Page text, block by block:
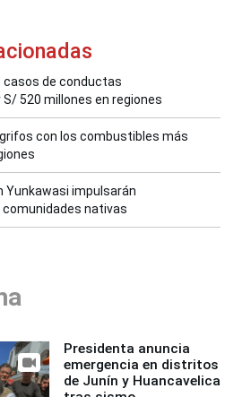
casos de conductas
520 millones en regiones
con los combustibles más
Yunkawasi impulsarán
nativas
Presidenta anuncia
emergencia en distritos
de Junín y Huancavelica